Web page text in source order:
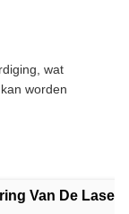
wat
worden
Van De